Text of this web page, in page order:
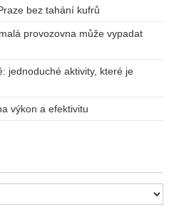
bez tahání kufrů
provozovna může vypadat
jednoduché aktivity, které je
výkon a efektivitu